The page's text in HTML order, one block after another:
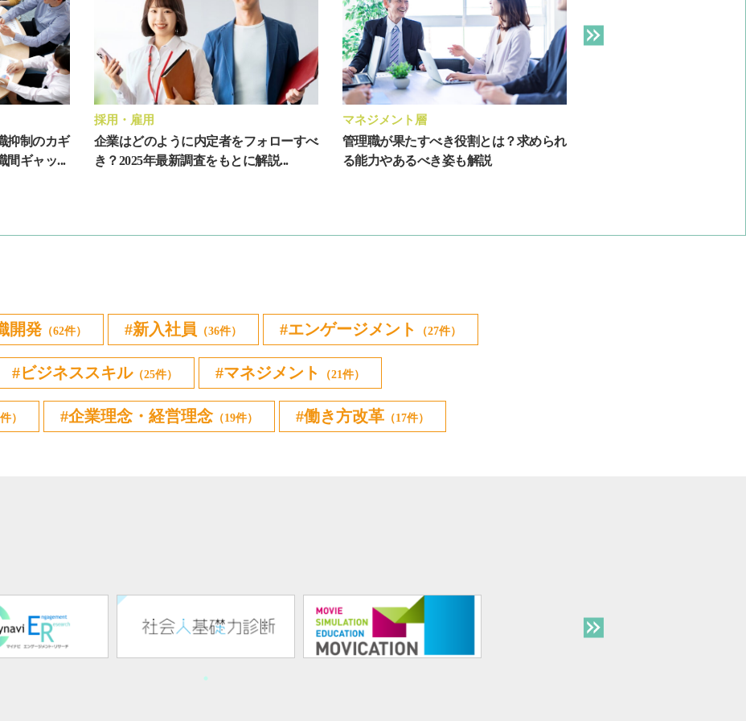
抑制のカギ
間ギャッ...
採用・雇用
企業はどのように内定者をフォローすべ
き？2025年最新調査をもとに解説...
マネジメント層
管理職が果たすべき役割とは？求められ
る能力やあるべき姿も解説
開発（62件） 新入社員 （36件） エンゲージメント （27件）
ビジネススキル（25件） マネジメント （21件）
） 企業理念・経営理念 （19件） 働き方改革 （17件）